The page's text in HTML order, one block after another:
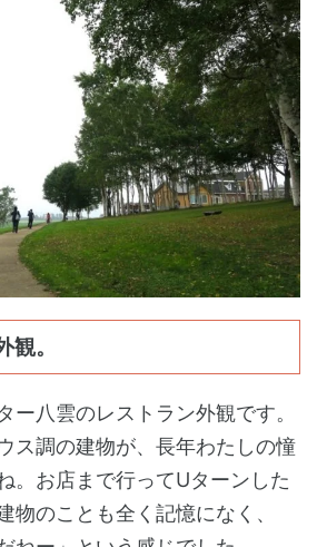
。
ー八雲のレストラン外観です。
ス調の建物が、長年わたしの憧
。お店まで行ってUターンした
物のことも全く記憶になく、